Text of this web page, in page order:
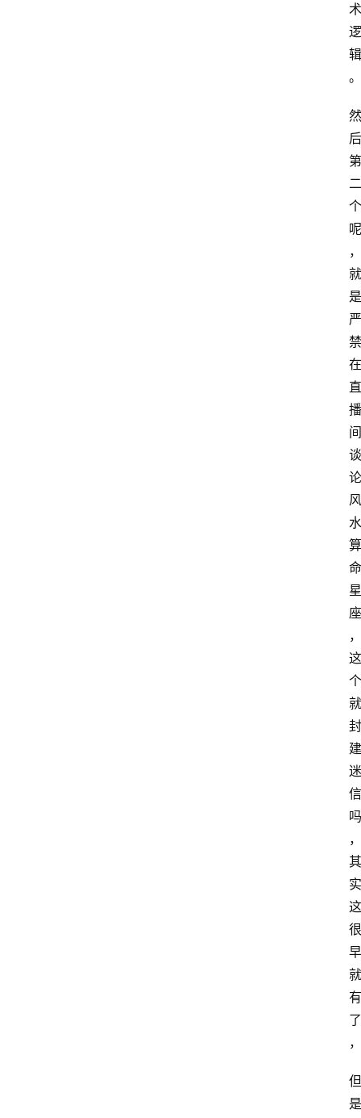
术
逻
辑
。
然
后
第
二
个
呢
，
就
是
严
禁
在
直
播
间
谈
论
风
水
算
命
星
座
，
这
个
就
封
建
迷
信
吗
，
其
实
这
很
早
就
有
了
，
但
是